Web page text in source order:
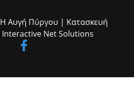
Η Αυγή Πύργου | Κατασκευή
Interactive Net Solutions